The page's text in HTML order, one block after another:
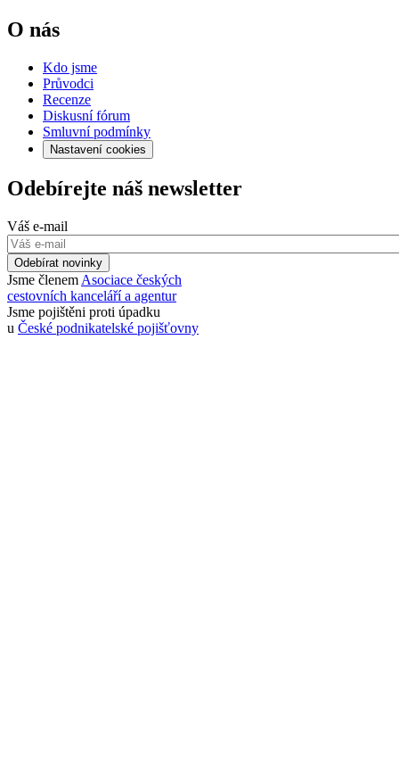
O nás
Kdo jsme
Průvodci
Recenze
Diskusní fórum
Smluvní podmínky
Nastavení cookies
Odebírejte náš newsletter
Váš e-mail
Odebírat novinky
Jsme členem Asociace českých
cestovních kanceláří a agentur
Jsme pojištěni proti úpadku
u České podnikatelské pojišťovny